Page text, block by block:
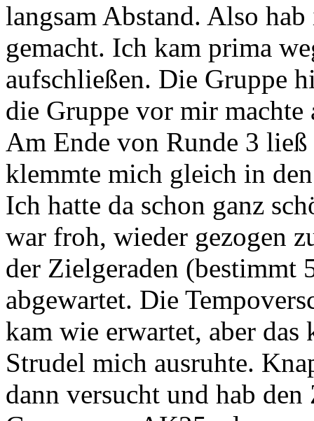
langsam Abstand. Also
gemacht. Ich kam prima
aufschließen. Die Gruppe
die Gruppe vor mir machte
Am Ende von Runde 3
klemmte mich gleich in
Ich hatte da schon ganz
war froh, wieder gezogen
der Zielgeraden (bestimmt
abgewartet. Die
kam wie erwartet, aber
Strudel mich ausruhte.
dann versucht und hab